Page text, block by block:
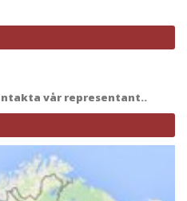
vår representant..